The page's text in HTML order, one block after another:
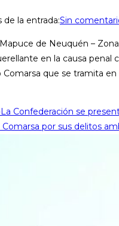
de la entrada:Sin
de Neuquén –
en la causa penal
que se tramita en
La Confederación se
por sus delitos